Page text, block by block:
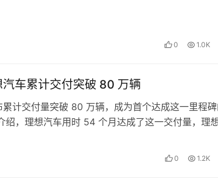
0 1.0K
个月 理想汽车累计交付突破 80 万辆
计交付量突破 80 万辆，成为首个达成这一里程
绍，理想汽车用时 54 个月达成了这一交付量，理
0 1.2K